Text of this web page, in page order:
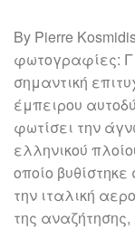
By Pierre
φωτογραφίες:
σημαντική
έμπειρου
φωτίσει την
ελληνικού
οποίο
την ιταλική
της